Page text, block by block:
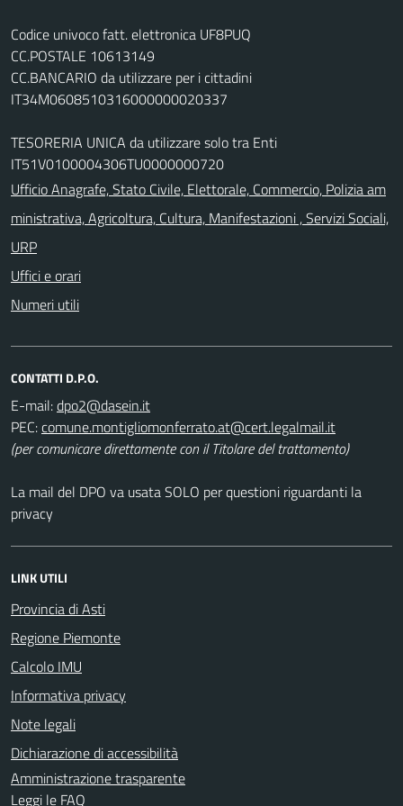
Codice univoco fatt. elettronica UF8PUQ
CC.POSTALE 10613149
CC.BANCARIO da utilizzare per i cittadini
IT34M0608510316000000020337
TESORERIA UNICA da utilizzare solo tra Enti
IT51V0100004306TU0000000720
Ufficio Anagrafe, Stato Civile, Elettorale, Commercio, Polizia am
ministrativa, Agricoltura, Cultura, Manifestazioni , Servizi Sociali,
URP
Uffici e orari
Numeri utili
CONTATTI D.P.O.
E-mail:
PEC:
(per comunicare direttamente con il Titolare del trattamento)
La mail del DPO va usata SOLO per questioni riguardanti la
privacy
LINK UTILI
Provincia di Asti
Regione Piemonte
Calcolo IMU
Informativa privacy
Note legali
Dichiarazione di accessibilità
Amministrazione trasparente
Leggi le FAQ